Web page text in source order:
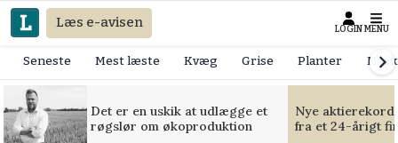
Læs e-avisen LOGIN MENU
Seneste Mest læste Kvæg Grise Planter
Det er en uskik at udlægge et
røgslør om økoproduktion
Nye
fra et 24-årigt